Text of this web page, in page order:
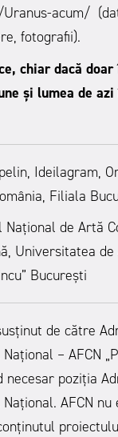
acum/
fotografii).
chiar dacă doar
și lumea de
Ideilagram,
Filiala
Național de Artă
Universitatea
București
de către
– AFCN
necesar poziţia
AFCN nu